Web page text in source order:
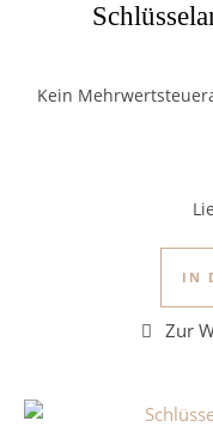
Kein
IN